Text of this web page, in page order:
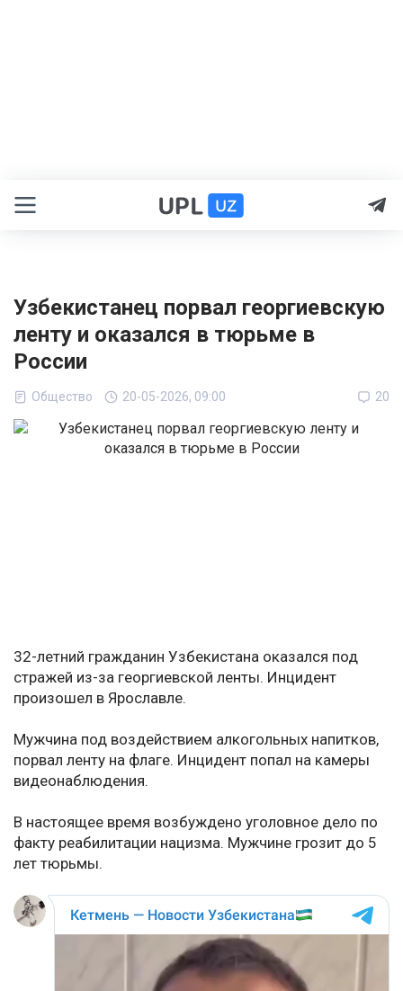
Узбекистанец порвал георгиевскую
ленту и оказался в тюрьме в
России
Общество 20-05-2026, 09:00 20
32-летний гражданин Узбекистана оказался под
стражей из-за георгиевской ленты. Инцидент
произошел в Ярославле.
Мужчина под воздействием алкогольных напитков,
порвал ленту на флаге. Инцидент попал на камеры
видеонаблюдения.
В настоящее время возбуждено уголовное дело по
факту реабилитации нацизма. Мужчине грозит до 5
лет тюрьмы.